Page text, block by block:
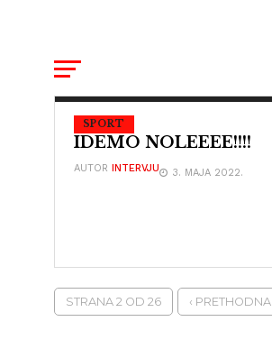
SPORT
IDEMO NOLEEEE!!!!
AUTOR INTERVJU 3. MAJA 2022.
STRANA 2 OD 26 ‹ PRETHODNA